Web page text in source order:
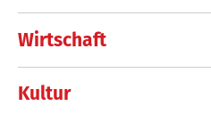
Wirtschaft
Kultur